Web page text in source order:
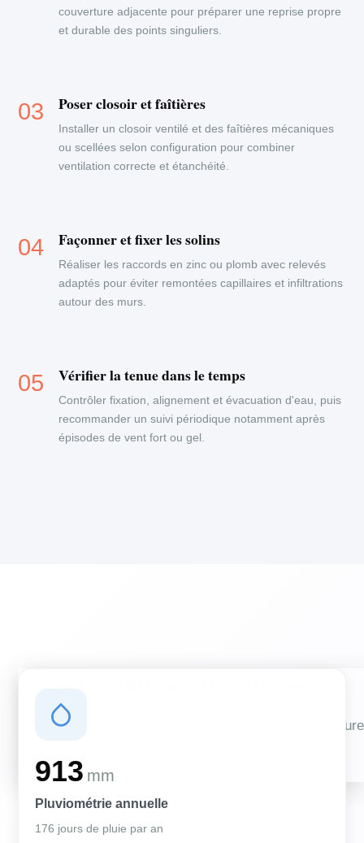
couverture adjacente pour préparer une reprise propre
et durable des points singuliers.
Poser closoir et faîtières
Installer un closoir ventilé et des faîtières mécaniques
ou scellées selon configuration pour combiner
ventilation correcte et étanchéité.
Façonner et fixer les solins
Réaliser les raccords en zinc ou plomb avec relevés
adaptés pour éviter remontées capillaires et infiltrations
autour des murs.
Vérifier la tenue dans le temps
Contrôler fixation, alignement et évacuation d'eau, puis
recommander un suivi périodique notamment après
épisodes de vent fort ou gel.
Des conditions qui influencent vos travaux de couverture
913 mm
Pluviométrie annuelle
176 jours de pluie par an